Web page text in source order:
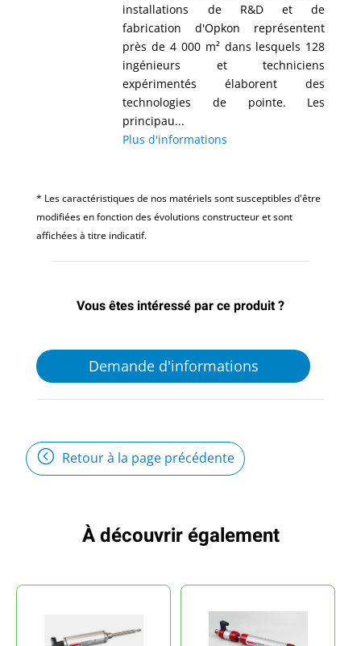
installations de R&D et de
fabrication d'Opkon représentent
près de 4 000 m² dans lesquels 128
ingénieurs et techniciens
expérimentés élaborent des
technologies de pointe. Les
principau...
Plus d'informations
* Les caractéristiques de nos matériels sont susceptibles d'être
modifiées en fonction des évolutions constructeur et sont
affichées à titre indicatif.
Vous êtes intéressé par ce produit ?
Demande d'informations
Retour à la page précédente
À découvrir également